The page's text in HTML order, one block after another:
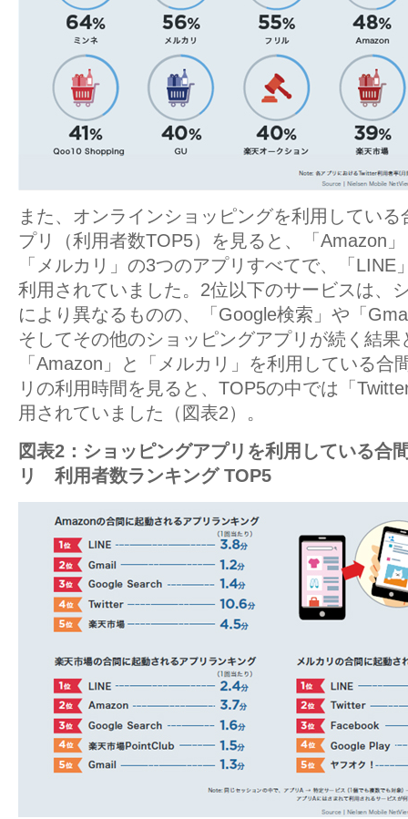
また、オンラインショッピングを利用してい
プリ（利用者数TOP5）を見ると、「Amazon
「メルカリ」の3つのアプリすべてで、「LINE
利用されていました。2位以下のサービスは、
により異なるものの、「Google検索」や「
そしてその他のショッピングアプリが続く結果
「Amazon」と「メルカリ」を利用している合
リの利用時間を見ると、TOP5の中では「
用されていました（図表2）。
図表2：ショッピングアプリを利用している合
リ 利用者数ランキング TOP5